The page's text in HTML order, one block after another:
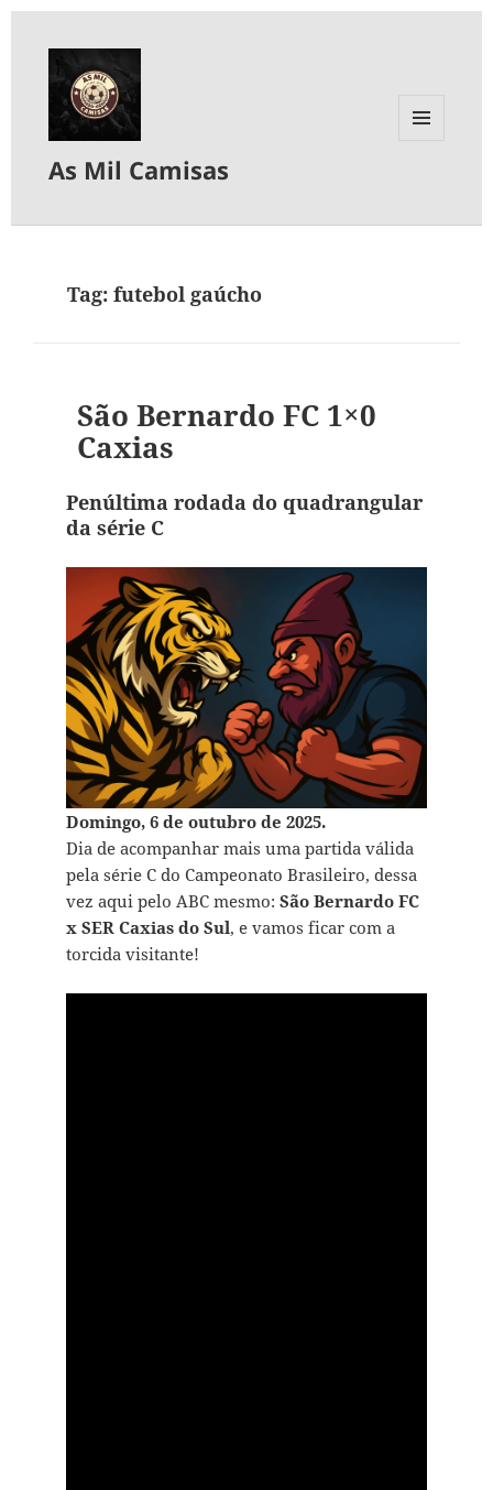
As Mil Camisas
Tag:futebol gaúcho
São Bernardo FC 1×0
Caxias
Penúltima rodada do quadrangular
da série C
Domingo, 6 de outubro de 2025.
Dia de acompanhar mais uma partida válida
pela série C do Campeonato Brasileiro, dessa
vez aqui pelo ABC mesmo: São Bernardo FC
x SER Caxias do Sul, e vamos ficar com a
torcida visitante!